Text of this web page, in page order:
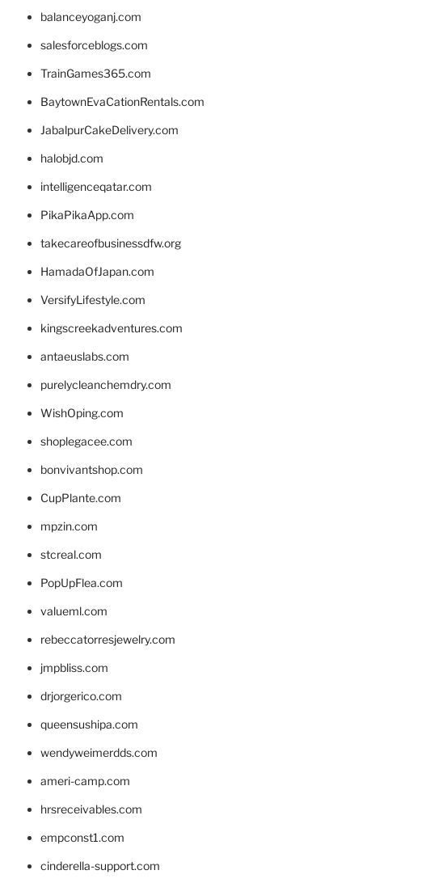
balanceyoganj.com
salesforceblogs.com
TrainGames365.com
BaytownEvaCationRentals.com
JabalpurCakeDelivery.com
halobjd.com
intelligenceqatar.com
PikaPikaApp.com
takecareofbusinessdfw.org
HamadaOfJapan.com
VersifyLifestyle.com
kingscreekadventures.com
antaeuslabs.com
purelycleanchemdry.com
WishOping.com
shoplegacee.com
bonvivantshop.com
CupPlante.com
mpzin.com
stcreal.com
PopUpFlea.com
valueml.com
rebeccatorresjewelry.com
jmpbliss.com
drjorgerico.com
queensushipa.com
wendyweimerdds.com
ameri-camp.com
hrsreceivables.com
empconst1.com
cinderella-support.com